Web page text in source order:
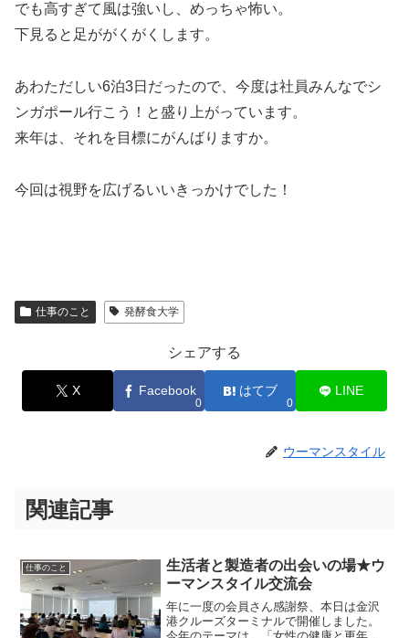
でも高すぎて風は強いし、めっちゃ怖い。
下見ると足ががくがくします。
あわただしい6泊3日だったので、今度は社員みんなでシ
ンガポール行こう！と盛り上がっています。
来年は、それを目標にがんばりますか。
今回は視野を広げるいいきっかけでした！
仕事のこと 発酵食大学
シェアする
X Facebook
0
はてブ
0
LINE
ウーマンスタイル
関連記事
仕事のこと
生活者と製造者の出会いの場★ウ
ーマンスタイル交流会
年に一度の会員さん感謝祭、本日は金沢
港クルーズターミナルで開催しました。